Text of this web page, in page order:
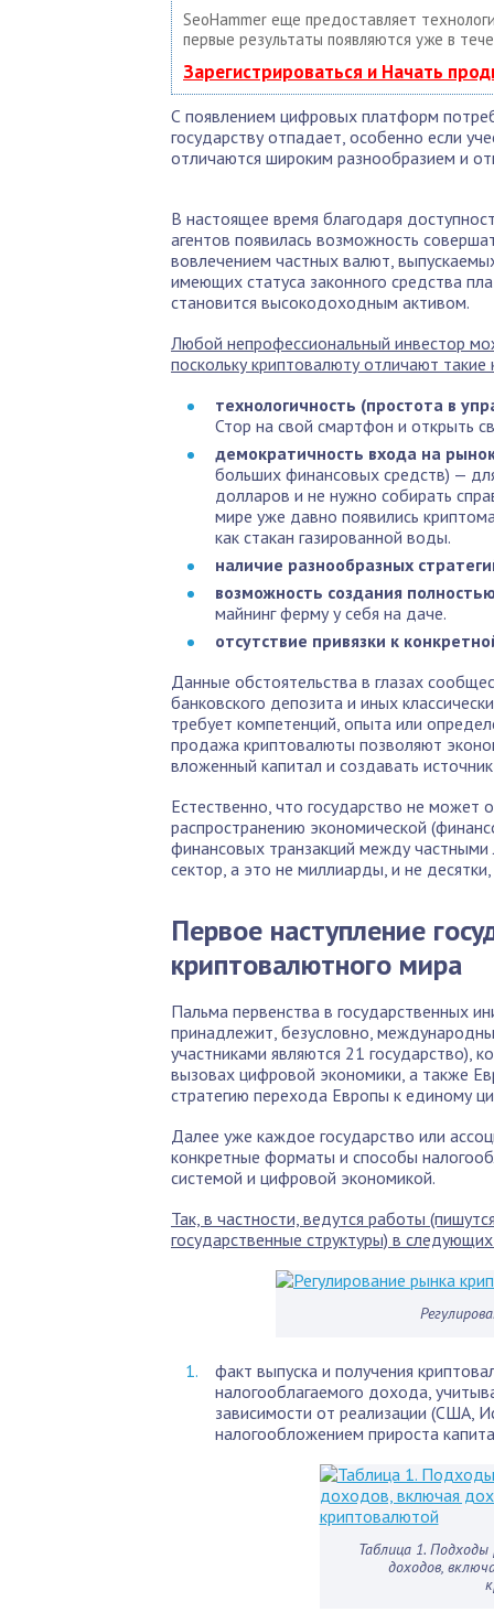
SeoHammer еще предоставляет
первые результаты появляются уже в
Зарегистрироваться и Начать
С появлением цифровых платформ
государству отпадает, особенно если
отличаются широким разнообразием и
В настоящее время благодаря
агентов появилась возможность
вовлечением частных валют,
имеющих статуса законного средства
становится высокодоходным активом.
Любой непрофессиональный инвестор
поскольку криптовалюту отличают такие
технологичность (простота в
Стор на свой смартфон и открыть
демократичность входа на
больших финансовых средств) —
долларов и не нужно собирать
мире уже давно появились
как стакан газированной воды.
наличие разнообразных
возможность создания
майнинг ферму у себя на даче.
отсутствие привязки к
Данные обстоятельства в глазах
банковского депозита и иных
требует компетенций, опыта или
продажа криптовалюты позволяют
вложенный капитал и создавать
Естественно, что государство не может
распространению экономической
финансовых транзакций между
сектор, а это не миллиарды, и не
Первое наступление
криптовалютного мира
Пальма первенства в государственных
принадлежит, безусловно,
участниками являются 21 государство),
вызовах цифровой экономики, а также
стратегию перехода Европы к единому
Далее уже каждое государство или
конкретные форматы и способы
системой и цифровой экономикой.
Так, в частности, ведутся работы
государственные структуры) в
факт выпуска и получения
налогооблагаемого дохода,
зависимости от реализации (США,
налогообложением прироста
Таблица 1.
доходов,